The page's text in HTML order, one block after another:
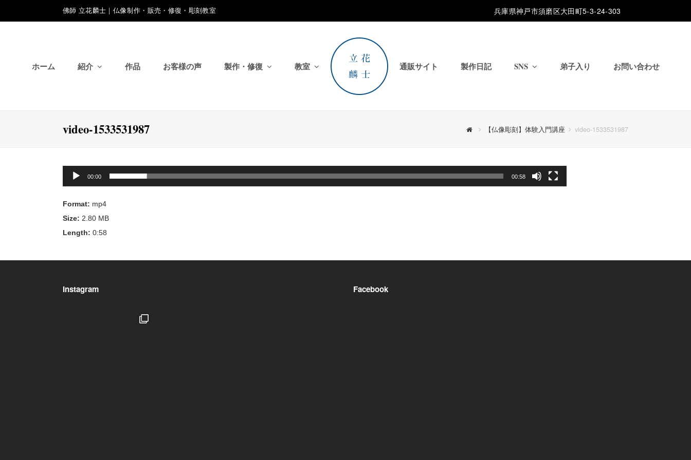
佛師 立花麟士｜仏像制作・販売・修復・彫刻教室 兵庫県神戸市須磨区大田町5-3-24-303
ホーム 紹介 作品 お客様の声 製作・修復 教室 通販サイト 製作日記 SNS 弟子入り お問い合わせ
video-1533531987 【仏像彫刻】体験入門講座 video-1533531987
画
プ
レ
ー
ー
00:00 00:58
Format: mp4
Size: 2.80 MB
Length: 0:58
Instagram Facebook